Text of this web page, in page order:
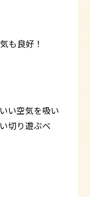
も良好！
い空気を吸い
切り遊ぶべ